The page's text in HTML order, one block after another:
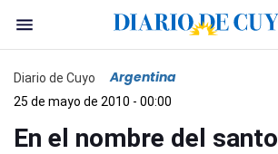
Diario de Cuyo Argentina
25 de mayo de 2010 - 00:00
En el nombre del santo